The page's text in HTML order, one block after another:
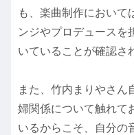
も、楽曲制作において
ンジやプロデュースを
いていることが確認さ
また、竹内まりやさん
婦関係について触れて
いるからこそ、自分の